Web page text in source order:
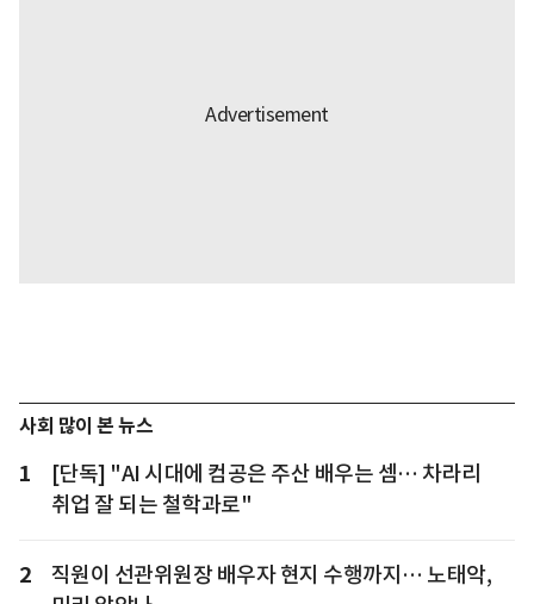
사회 많이 본 뉴스
1
[단독] "AI 시대에 컴공은 주산 배우는 셈… 차라리
취업 잘 되는 철학과로"
2
직원이 선관위원장 배우자 현지 수행까지… 노태악,